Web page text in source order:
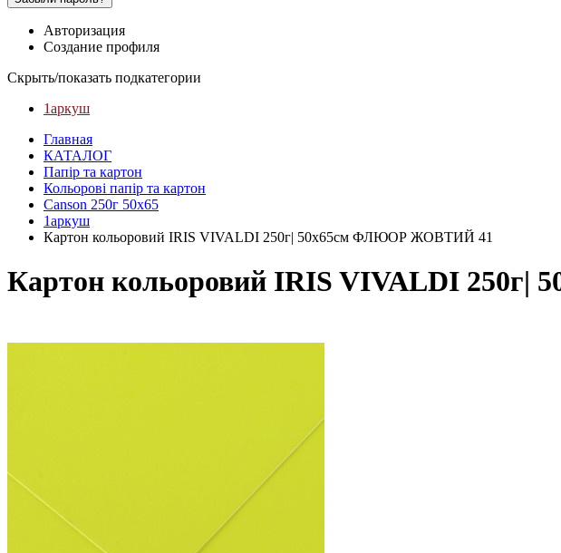
Авторизация
Создание профиля
Скрыть/показать подкатегории
1аркуш
Главная
КАТАЛОГ
Папір та картон
Кольорові папір та картон
Canson 250г 50х65
1аркуш
Картон кольоровий IRIS VIVALDI 250г| 50х65см ФЛЮОР ЖОВТИЙ 41
Картон кольоровий IRIS VIVALDI